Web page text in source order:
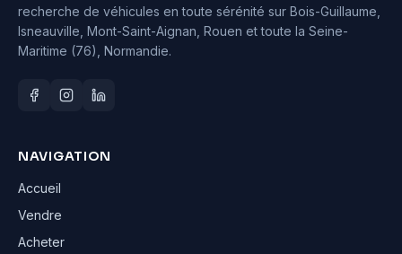
recherche de véhicules en toute sérénité sur Bois-Guillaume,
Isneauville, Mont-Saint-Aignan, Rouen et toute la Seine-
Maritime (76), Normandie.
NAVIGATION
Accueil
Vendre
Acheter